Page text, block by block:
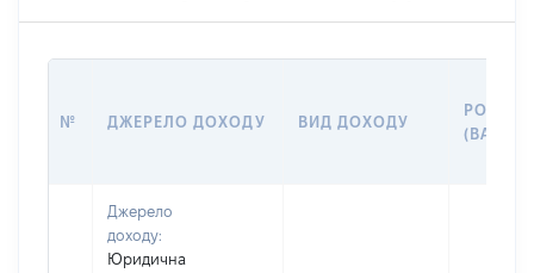
№ ДЖЕРЕЛО ДОХОДУ ВИД ДОХОДУ
РОЗМІР
Джерело
доходу:
Юридична